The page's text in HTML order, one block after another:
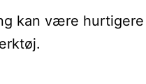
kan være